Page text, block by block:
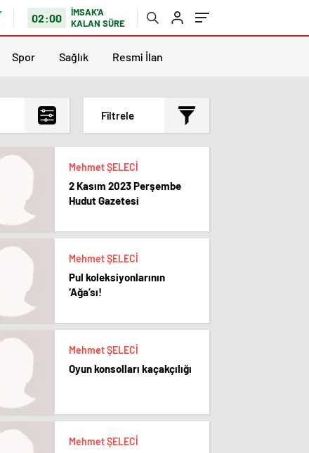
02:00
İMSAK'A
KALAN SÜRE
Spor Sağlık Resmi İlan
Filtrele
En çok okunanlar
En az okunanlar
Yorum Sayısına Göre
En eskiler
Mehmet ŞELECİ
2 Kasım 2023 Perşembe
Hudut Gazetesi
Mehmet ŞELECİ
Pul koleksiyonlarının
‘Ağa’sı!
Mehmet ŞELECİ
Oyun konsolları kaçakçılığı
Mehmet ŞELECİ